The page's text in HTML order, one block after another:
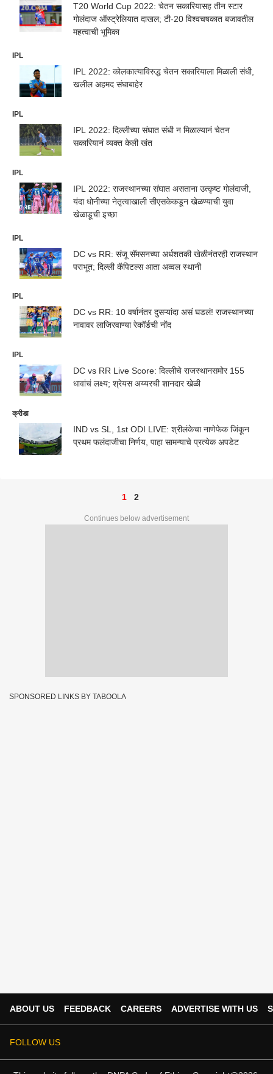
T20 World Cup 2022: चेतन सकारियासह तीन स्टार
गोलंदाज ऑस्ट्रेलियात दाखल; टी-20 विश्वचषकात बजावतील
महत्वाची भूमिका
IPL
IPL 2022: कोलकात्याविरुद्ध चेतन सकारियाला मिळाली संधी,
खलील अहमद संघाबाहेर
IPL
IPL 2022: दिल्लीच्या संघात संधी न मिळाल्यानं चेतन
सकारियानं व्यक्त केली खंत
IPL
IPL 2022: राजस्थानच्या संघात असताना उत्कृष्ट गोलंदाजी,
यंदा धोनीच्या नेतृत्वाखाली सीएसकेकडून खेळण्याची युवा
खेळाडूची इच्छा
IPL
DC vs RR: संजू सॅमसनच्या अर्धशतकी खेळीनंतरही राजस्थान
पराभूत; दिल्ली कॅपिटल्स आता अव्वल स्थानी
IPL
DC vs RR: 10 वर्षानंतर दुसऱ्यांदा असं घडलं! राजस्थानच्या
नावावर लाजिरवाण्या रेकॉर्डची नोंद
IPL
DC vs RR Live Score: दिल्लीचे राजस्थानसमोर 155
धावांचं लक्ष्य; श्रेयस अय्यरची शानदार खेळी
क्रीडा
IND vs SL, 1st ODI LIVE: श्रीलंकेचा नाणेफेक जिंकून
प्रथम फलंदाजीचा निर्णय, पाहा सामन्याचे प्रत्येक अपडेट
1 2
Continues below advertisement
SPONSORED LINKS BY TABOOLA
ABOUT US FEEDBACK CAREERS ADVERTISE WITH US
FOLLOW US